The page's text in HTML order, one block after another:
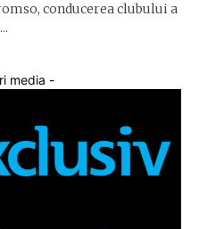
conducerea clubului a
media -